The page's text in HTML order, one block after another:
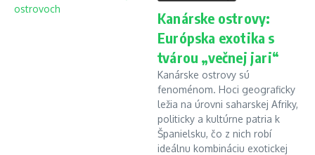
Kanárske ostrovy:
Európska exotika s
tvárou „večnej jari“
Kanárske ostrovy sú
fenoménom. Hoci geograficky
ležia na úrovni saharskej Afriky,
politicky a kultúrne patria k
Španielsku, čo z nich robí
ideálnu kombináciu exotickej